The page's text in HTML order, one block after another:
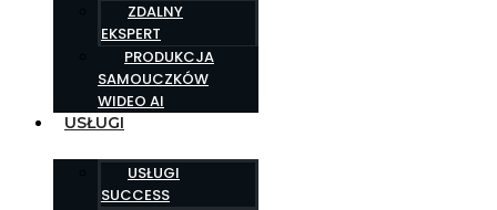
ZDALNY
EKSPERT
PRODUKCJA
SAMOUCZKÓW
WIDEO AI
USŁUGI
USŁUGI
SUCCESS